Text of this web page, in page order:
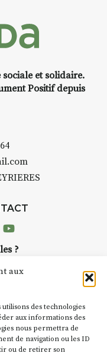
aux
des technologies
aux informations des
nous permettra de
de navigation ou les ID
ou de retirer son
et solidaire.
Positif depuis
Youtube
?
Strada